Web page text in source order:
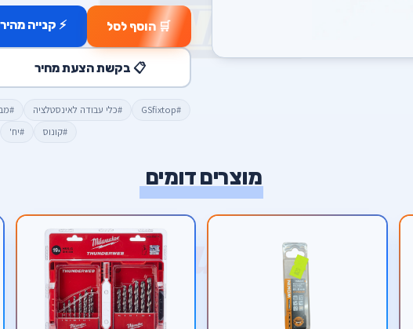
🛒 הוסף לסל ⚡ קנייה
📋 בקשת הצעת מחיר
#GSfixtop #כלי עבודה לאינסטלציה
#קונוס
#יח'
מוצרים דומים